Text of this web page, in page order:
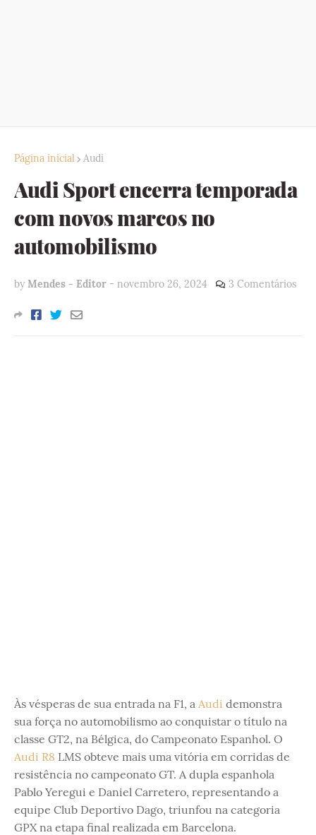
Página inicial Audi
Audi Sport encerra temporada
com novos marcos no
automobilismo
by Mendes - Editor - novembro 26, 2024 3 Comentários
Às vésperas de sua entrada na F1, a Audi demonstra
sua força no automobilismo ao conquistar o título na
classe GT2, na Bélgica, do Campeonato Espanhol. O
Audi R8 LMS obteve mais uma vitória em corridas de
resistência no campeonato GT. A dupla espanhola
Pablo Yeregui e Daniel Carretero, representando a
equipe Club Deportivo Dago, triunfou na categoria
GPX na etapa final realizada em Barcelona.